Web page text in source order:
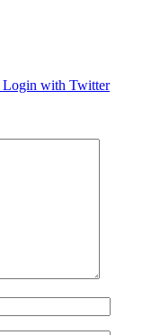
Login with Twitter